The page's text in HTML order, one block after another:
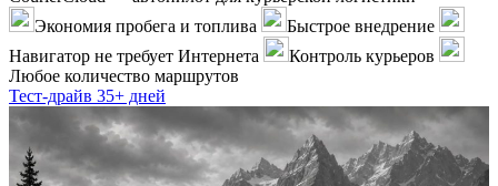
Экономия пробега и топлива
Быстрое внедрение
Навигатор не требует Интернета
Контроль курьеров
Любое количество маршрутов
Тест-драйв 35+ дней